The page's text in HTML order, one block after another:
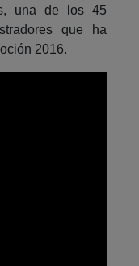
una de los 45
que ha
2016.